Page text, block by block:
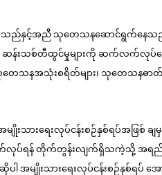
သုတေသနဆောင်ရွက်နေသည့် ဆရာ၊
ဆန်းသစ်တီထွင်မှုများကို ဆက်လက်လု
နအသုံးစရိတ်များ၊ သုတေသနဓာတ်ခွဲ
မျိုးသားရေးလုပ်ငန်းစဉ်နှစ်ရပ်အဖ
ထုတ်လုပ်ရန် တိုက်တွန်းလျက်ရှိသကဲ့သို့ အရည်အ
၊ အဆိုပါ အမျိုးသားရေးလုပ်ငန်းစ